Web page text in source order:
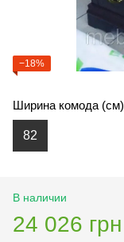
−18%
Ширина комода (см)
82
В наличии
24 026 грн